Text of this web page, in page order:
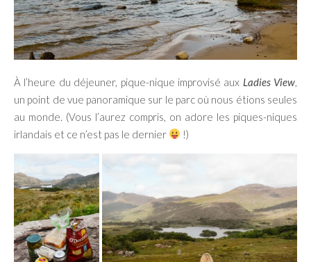
À l’heure du déjeuner, pique-nique improvisé aux Ladies View,
un point de vue panoramique sur le parc où nous étions seules
au monde. (Vous l’aurez compris, on adore les piques-niques
irlandais et ce n’est pas le dernier
!)